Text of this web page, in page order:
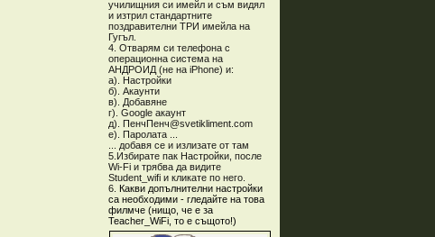
училищния си имейл и съм видял
и изтрил стандартните
поздравителни ТРИ имейла на
Гугъл.
4. Отварям си телефона с
операционна система на
АНДРОИД (не на iPhone) и:
а). Настройки
б). Акаунти
в). Добавяне
г). Google акаунт
д). ПенчПенч@svetikliment.com
е). Паролата ...
... добавя се и излизате от там
5.Избирате пак Настройки, после
Wi-Fi и трябва да видите
Student_wifi и кликате по него.
6. Какви допълнителни настройки
са необходими - гледайте на това
филмче (нищо, че е за
Teacher_WiFi, то е същото!)